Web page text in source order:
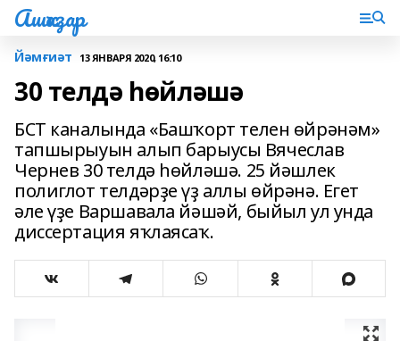
Ашҡаҙар
Йәмғиәт 13 ЯНВАРЯ 2020, 16:10
30 телдә һөйләшә
БСТ каналында «Башҡорт телен өйрәнәм»
тапшырыуын алып барыусы Вячеслав
Чернев 30 телдә һөйләшә. 25 йәшлек
полиглот телдәрҙе үҙ аллы өйрәнә. Егет
әле үҙе Варшавала йәшәй, быйыл ул унда
диссертация яҡлаясаҡ.